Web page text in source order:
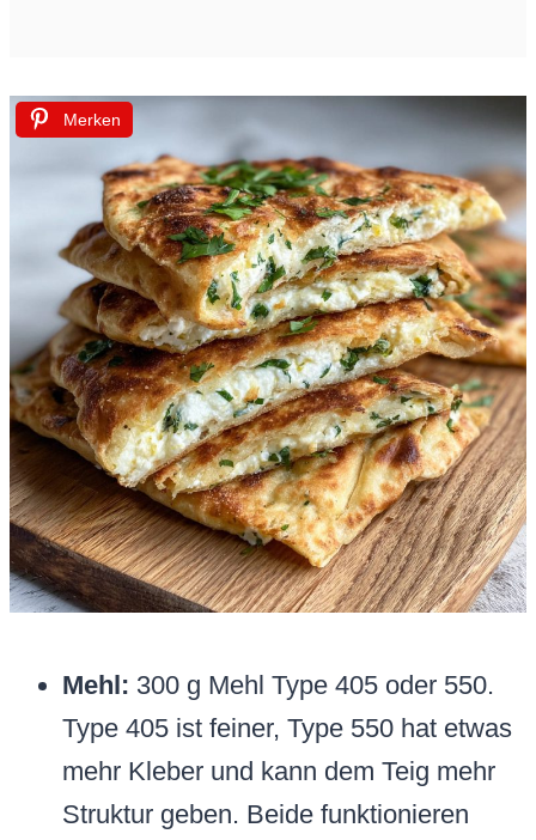
Merken
Mehl: 300 g Mehl Type 405 oder 550.
Type 405 ist feiner, Type 550 hat etwas
mehr Kleber und kann dem Teig mehr
Struktur geben. Beide funktionieren